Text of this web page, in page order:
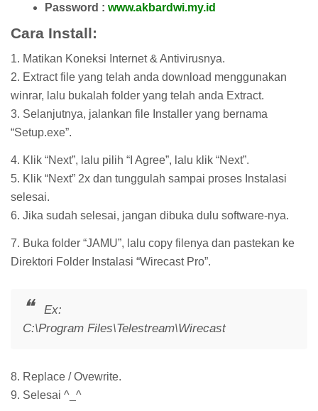
Password : www.akbardwi.my.id
Cara Install:
1. Matikan Koneksi Internet & Antivirusnya.
2. Extract file yang telah anda download menggunakan
winrar, lalu bukalah folder yang telah anda Extract.
3. Selanjutnya, jalankan file Installer yang bernama
“Setup.exe”.
4. Klik “Next”, lalu pilih “I Agree”, lalu klik “Next”.
5. Klik “Next” 2x dan tunggulah sampai proses Instalasi
selesai.
6. Jika sudah selesai, jangan dibuka dulu software-nya.
7. Buka folder “JAMU”, lalu copy filenya dan pastekan ke
Direktori Folder Instalasi “Wirecast Pro”.
Ex:
C:\Program Files\Telestream\Wirecast
8. Replace / Ovewrite.
9. Selesai ^_^